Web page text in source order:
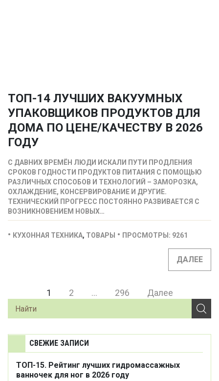
ТОП-14 ЛУЧШИХ ВАКУУМНЫХ
УПАКОВЩИКОВ ПРОДУКТОВ ДЛЯ
ДОМА ПО ЦЕНЕ/КАЧЕСТВУ В 2026
ГОДУ
С ДАВНИХ ВРЕМЁН ЛЮДИ ИСКАЛИ ПУТИ ПРОДЛЕНИЯ
СРОКОВ ГОДНОСТИ ПРОДУКТОВ ПИТАНИЯ С ПОМОЩЬЮ
РАЗЛИЧНЫХ СПОСОБОВ И ТЕХНОЛОГИЙ – ЗАМОРОЗКА,
ОХЛАЖДЕНИЕ, КОНСЕРВИРОВАНИЕ И ДРУГИЕ.
ТЕХНИЧЕСКИЙ ПРОГРЕСС ПОСТОЯННО РАЗВИВАЕТСЯ С
ВОЗНИКНОВЕНИЕМ НОВЫХ…
КУХОННАЯ ТЕХНИКА, ТОВАРЫ ПРОСМОТРЫ: 9261
ДАЛЕЕ
1 2 … 296 Далее
СВЕЖИЕ ЗАПИСИ
ТОП-15. Рейтинг лучших гидромассажных
ванночек для ног в 2026 году